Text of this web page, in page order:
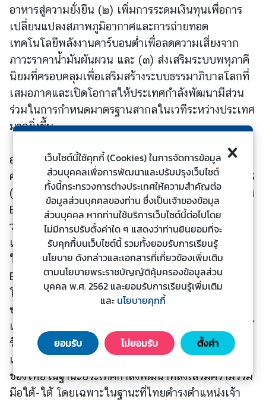
บ
ริ
ก
า
ร
ป
ร
ะ
ไ
อาหารสู่ความยั่งยืน (๒) เพิ่มการระดมเงินทุนเพื่อการ
เปลี่ยนแปลงสภาพภูมิอากาศและการถ่ายทอด
เทคโนโลยีพลังงานคาร์บอนต่ำเพื่อลดความเสี่ยงจาก
ภาวะราคาน้ำมันผันผวน และ (๓) ส่งเสริมระบบพหุภาคี
นิยมที่ครอบคลุมเพื่อเสริมสร้างระบบธรรมาภิบาลโลกที่
เสมอภาคและเปิดโอกาสให้ประเทศกำลังพัฒนามีส่วน
ร่วมในการกำหนดมาตรฐานสากลในเวทีระหว่างประเทศ
มากยิ่งขึ้น
อนึ่ง การประชุมดังกล่าวถือเป็นการประชุมที่จัดขึ้นเป็น
ครั้งแรกระหว่างรัฐมนตรีต่างประเทศกลุ่มประเทศ BRICS
(บราซิล รัสเซีย อินเดีย จีน และแอฟริกาใต้) กับประเทศ
EMDCs โดยมีนายหวัง อี้ มนตรีแห่งรัฐและรัฐมนตรี
ว่าการกระทรวงการต่างประเทศสาธารณรัฐประชาชนจีน
เป็นเจ้าภาพการประชุมในห้วงการเป็นประธาน BRICS
ในปี ๒๕๖๕ ภายใต้หัวข้อ “เสริมสร้างความเป็นหุ้นส่วน
BRICS คุณภาพสูง สู่ศักราชใหม่แห่งการพัฒนาระดับ
โลก” ประเทศที่ได้รับเชิญ ได้แก่ คาซัคสถาน
ซาอุดีอาระเบีย อินโดนีเซีย อาร์เจนตินา อียิปต์ ไนจีเรีย
เซเนกัล สหรัฐอาหรับเอมิเรตส์ และไทย ซึ่งการที่ไทยได้
รับเชิญเข้าร่วมการประชุมครั้งนี้สะท้อนให้เห็นถึงความ
เชื่อมั่นที่มิตรประเทศมีต่อไทย และบทบาทที่สร้างสรรค์
ของไทยในฐานะประเทศกำลังพัฒนาที่ส่งเสริมความร่วม
มือใต้-ใต้ โดยเฉพาะในฐานะที่ไทยดำรงตำแหน่งเจ้า
เว็บไซต์นี้ใช้คุกกี้ (Cookies) ในการจัดการข้อมูล
ส่วนบุคคลเพื่อการพัฒนาและปรับปรุงเว็บไซต์
ทั้งนี้กระทรวงการต่างประเทศให้ความสำคัญต่อ
ข้อมูลส่วนบุคคลของท่าน ซึ่งเป็นเจ้าของข้อมูล
ส่วนบุคคล หากท่านใช้บริการเว็บไซต์นี้ต่อไปโดย
ไม่มีการปรับตั้งค่าใด ๆ แสดงว่าท่านยินยอมที่จะ
รับคุกกี้บนเว็บไซต์นี้ รวมทั้งยอมรับการเรียนรู้
นโยบาย ดังกล่าวและเอกสารที่เกี่ยวข้องเพิ่มเติม
ตามนโยบายพระราชบัญญัติคุ้มครองข้อมูลส่วน
บุคคล พ.ศ. 2562 และยอมรับการเรียนรู้เพิ่มเติม
และ นโยบายคุกกี้
ยอมรับ ไม่ยอมรับ ตั้งค่า